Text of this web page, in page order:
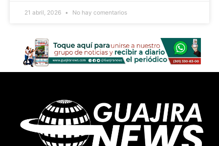
21 abril, 2026 No hay comentarios